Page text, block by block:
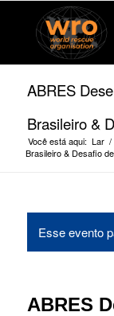
ABRES
Brasileiro &
Você está aqui: Lar /
Brasileiro & Desafio
Esse evento
ABRES